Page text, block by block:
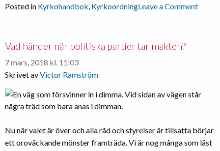
Posted in Kyrkohandbok, KyrkoordningLeave a Commenton
Vad händer när politiska partier tar makten?
7 mars, 2018 kl. 11:03
Skrivet avVictor Ramström
Nu när valet är över och alla råd och styrelser är tillsatta börjar
ett oroväckande mönster framträda. Vi är nog många som läst